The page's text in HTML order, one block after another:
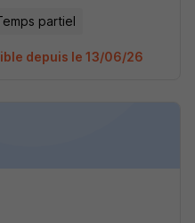
partiel
depuis le 13/06/26